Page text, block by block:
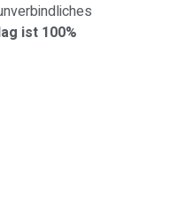
ist 100%